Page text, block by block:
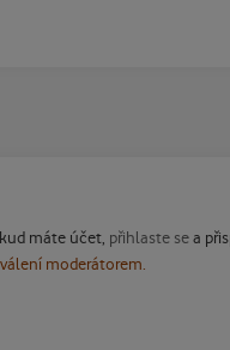
máte účet, přihlaste sea
moderátorem.